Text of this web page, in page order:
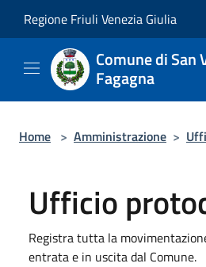
Regione Friuli Venezia Giulia
Comune di San
Fagagna
Home > Amministrazione >
Ufficio
Registra tutta la
entrata e in uscita dal Comune.